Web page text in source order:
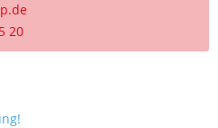
20